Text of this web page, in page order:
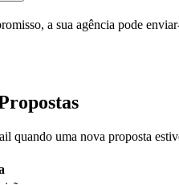
a sua agência pode
quando uma nova proposta